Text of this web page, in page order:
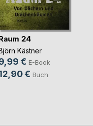
24
Kästner
€ E-Book
€ Buch